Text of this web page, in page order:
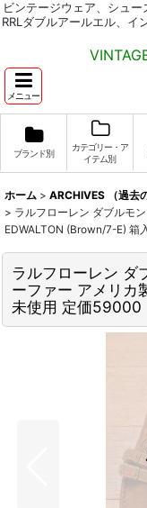
ビンテージウェア、シュー
RRLダブルアールエル、イ
メニュー
ブランド別
カテゴリー・ア
イテム別
ホーム > ARCHIVES （過去
> ラルフローレン ダブルモ
EDWALTON (Brown/7-E) 箱
ラルフローレン ダ
ーファー アメリカ
未使用 定価59000